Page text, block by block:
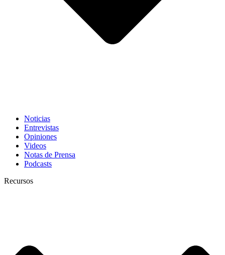
Noticias
Entrevistas
Opiniones
Videos
Notas de Prensa
Podcasts
Recursos